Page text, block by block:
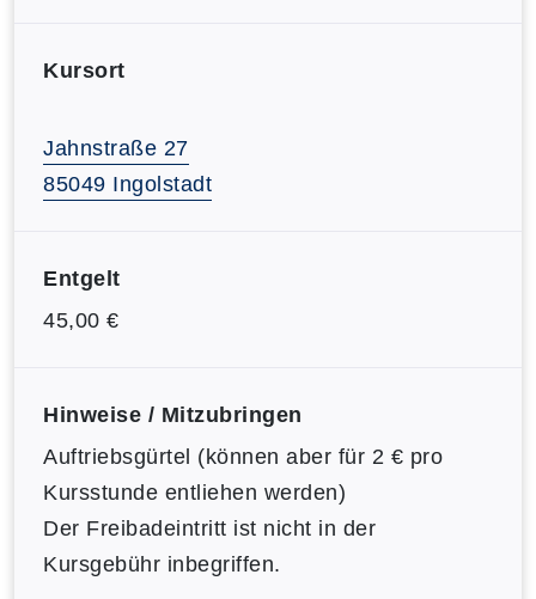
Kursort
Jahnstraße 27
85049 Ingolstadt
Entgelt
45,00 €
Hinweise / Mitzubringen
Auftriebsgürtel (können aber für 2 € pro
Kursstunde entliehen werden)
Der Freibadeintritt ist nicht in der
Kursgebühr inbegriffen.